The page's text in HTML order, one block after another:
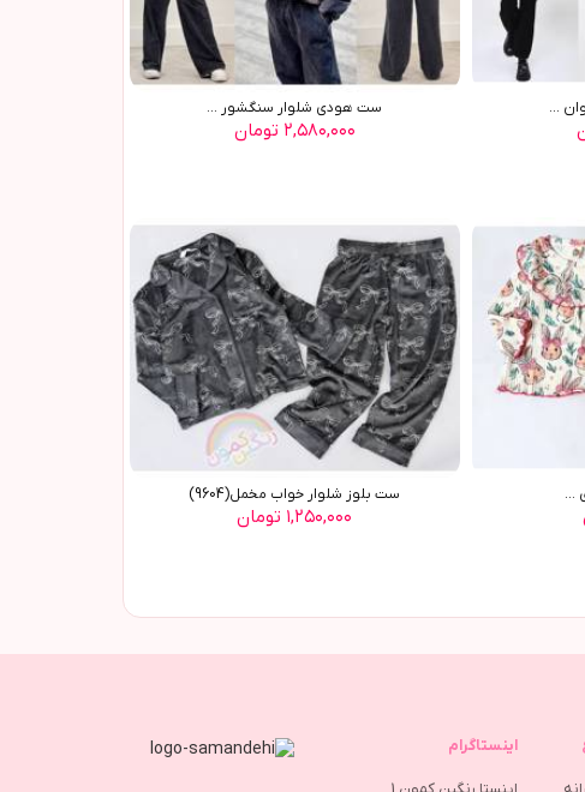
... ست هودي شلوار سنگشور ...
۲,۵۸۰,۰۰۰ تومان
... ست بلوز شلوار خواب مخمل(9604)
۱,۲۵۰,۰۰۰ تومان
اینستاگرام